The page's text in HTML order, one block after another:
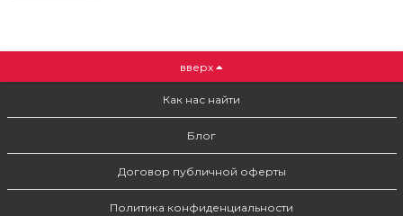
вверх
Как нас найти
Блог
Договор публичной оферты
Политика конфиденциальности